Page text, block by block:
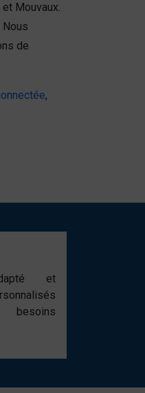
Mouvaux.
de
,
et
besoins